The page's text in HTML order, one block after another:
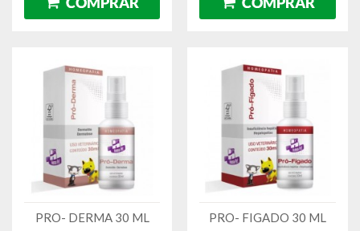
PRO- DERMA 30 ML PRO- FIGADO 30 ML